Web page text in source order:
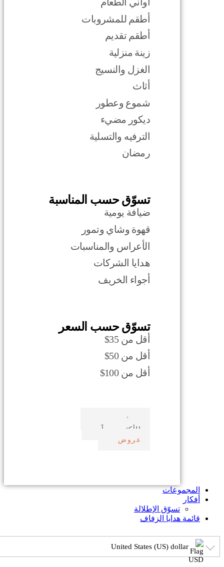
أطقم للمشروبات
أطقم تقديم
زينة منزلية
الغزل والنسيج
أثاث
شموع وعطور
ديكور مضيء
الترفيه والتسلية
رمضان
تسوّق حسب المناسبة
ضيافة يومية
قهوة وشاي وتمور
الأعراس والمناسبات
هدايا الشركات
أجواء الخريف
تسوّق حسب السعر
أقل من 35$
أقل من 50$
أقل من 100$
صدف بحري
الأكثر مبيعاً
عروض
المجموعات
أفكار
تسوّق الإطلالة
قائمة هدايا الزفاف
United States (US) dollar